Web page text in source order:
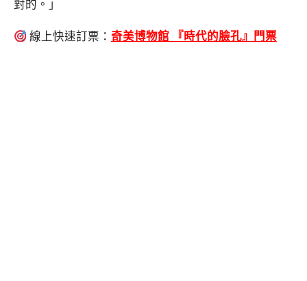
對的。」
線上快速訂票： 奇美博物館 『時代的臉孔』門票